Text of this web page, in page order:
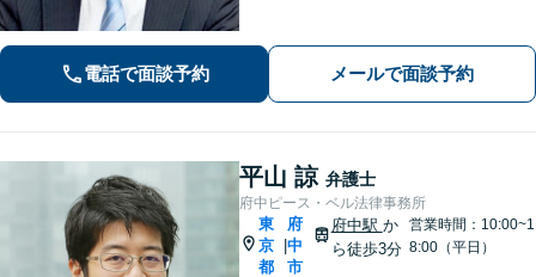
スピーディーに対処。 【夜間・休日の
対応可能】【オンライン面談可能】
電話で面談予約 メールで面談予約
平山 諒 弁護士
府中ピース・ベル法律事務所
東
京
都
府
中
市
府中駅 か
ら徒歩3分
営業時間：10:00~1
8:00（平日）